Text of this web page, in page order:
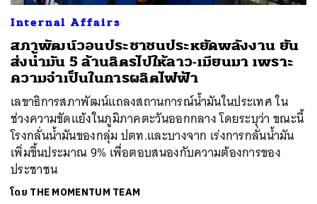
Internal Affairs
สภาพัฒน์วอนประชาชนประหยัดพลังงาน ยัน
ส่งน้ำมัน 5 ล้านลิตรไปให้ลาว-เมียนมา เพราะ
ความจำเป็นในการผลิตไฟฟ้า
เลขาธิการสภาพัฒน์แถลงสถานการณ์น้ำมันในประเทศ ใน
ช่วงความขัดแย้งในภูมิภาคตะวันออกกลาง โดยระบุว่า ขณะนี้
โรงกลั่นน้ำมันของกลุ่ม ปตท.และบางจาก เร่งการกลั่นน้ำมัน
เพิ่มขึ้นประมาณ 9% เพื่อตอบสนองกับความต้องการของ
ประชาชน
โดย THE MOMENTUM TEAM